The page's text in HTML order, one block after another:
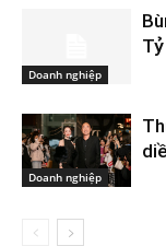
Doanh nghiệp
Doanh nghiệp